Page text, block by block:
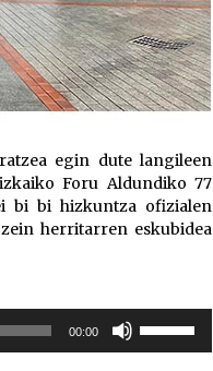
egin dute langileen
Foru Aldundiko 77
bi bi hizkuntza ofizialen
herritarren eskubidea
00:00